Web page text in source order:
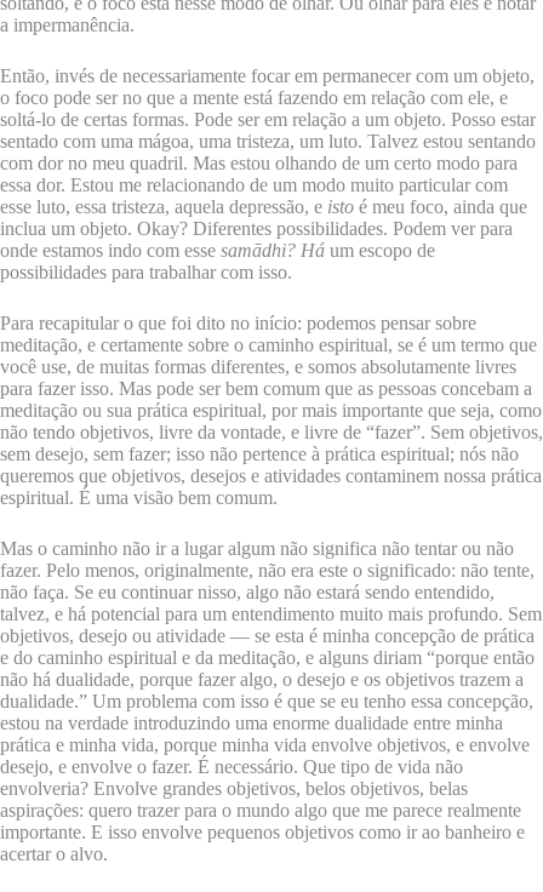
a impermanência.
Então, invés de necessariamente focar em permanecer com um objeto,
o foco pode ser no que a mente está fazendo em relação com ele, e
soltá-lo de certas formas. Pode ser em relação a um objeto. Posso estar
sentado com uma mágoa, uma tristeza, um luto. Talvez estou sentando
com dor no meu quadril. Mas estou olhando de um certo modo para
essa dor. Estou me relacionando de um modo muito particular com
esse luto, essa tristeza, aquela depressão, e isto é meu foco, ainda que
inclua um objeto. Okay? Diferentes possibilidades. Podem ver para
onde estamos indo com esse samādhi? Há um escopo de
possibilidades para trabalhar com isso.
Para recapitular o que foi dito no início: podemos pensar sobre
meditação, e certamente sobre o caminho espiritual, se é um termo que
você use, de muitas formas diferentes, e somos absolutamente livres
para fazer isso. Mas pode ser bem comum que as pessoas concebam a
meditação ou sua prática espiritual, por mais importante que seja, como
não tendo objetivos, livre da vontade, e livre de “fazer”. Sem objetivos,
sem desejo, sem fazer; isso não pertence à prática espiritual; nós não
queremos que objetivos, desejos e atividades contaminem nossa prática
espiritual. É uma visão bem comum.
Mas o caminho não ir a lugar algum não significa não tentar ou não
fazer. Pelo menos, originalmente, não era este o significado: não tente,
não faça. Se eu continuar nisso, algo não estará sendo entendido,
talvez, e há potencial para um entendimento muito mais profundo. Sem
objetivos, desejo ou atividade — se esta é minha concepção de prática
e do caminho espiritual e da meditação, e alguns diriam “porque então
não há dualidade, porque fazer algo, o desejo e os objetivos trazem a
dualidade.” Um problema com isso é que se eu tenho essa concepção,
estou na verdade introduzindo uma enorme dualidade entre minha
prática e minha vida, porque minha vida envolve objetivos, e envolve
desejo, e envolve o fazer. É necessário. Que tipo de vida não
envolveria? Envolve grandes objetivos, belos objetivos, belas
aspirações: quero trazer para o mundo algo que me parece realmente
importante. E isso envolve pequenos objetivos como ir ao banheiro e
acertar o alvo.